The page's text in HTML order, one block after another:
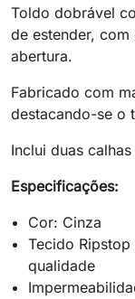
Toldo dobrável
de estender,
abertura.
Fabricado com
destacando-se o
Inclui duas
Especificações:
Cor: Cinza
Tecido
qualidade